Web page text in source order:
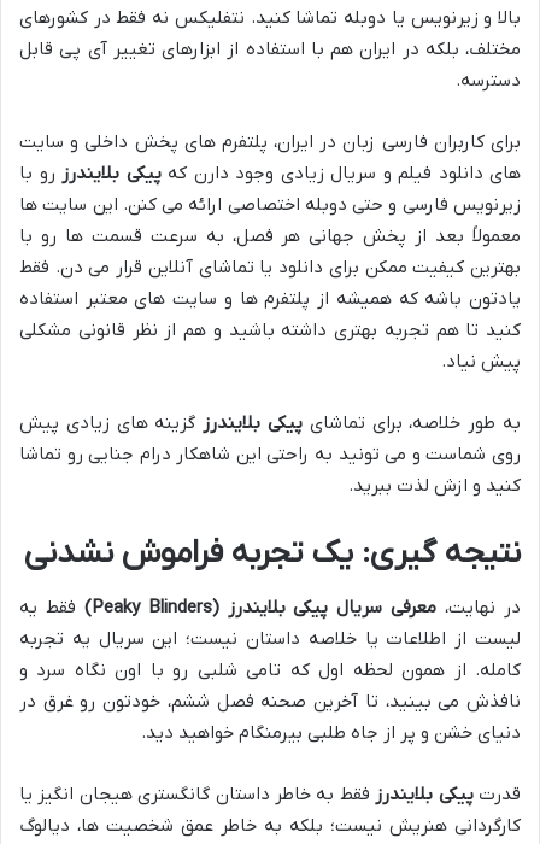
بالا و زیرنویس یا دوبله تماشا کنید. نتفلیکس نه فقط در کشورهای
مختلف، بلکه در ایران هم با استفاده از ابزارهای تغییر آی پی قابل
دسترسه.
برای کاربران فارسی زبان در ایران، پلتفرم های پخش داخلی و سایت
های دانلود فیلم و سریال زیادی وجود دارن کهپیکی بلایندرز رو با
زیرنویس فارسی و حتی دوبله اختصاصی ارائه می کنن. این سایت ها
معمولاً بعد از پخش جهانی هر فصل، به سرعت قسمت ها رو با
بهترین کیفیت ممکن برای دانلود یا تماشای آنلاین قرار می دن. فقط
یادتون باشه که همیشه از پلتفرم ها و سایت های معتبر استفاده
کنید تا هم تجربه بهتری داشته باشید و هم از نظر قانونی مشکلی
پیش نیاد.
به طور خلاصه، برای تماشای پیکی بلایندرز گزینه های زیادی پیش
روی شماست و می تونید به راحتی این شاهکار درام جنایی رو تماشا
کنید و ازش لذت ببرید.
نتیجه گیری: یک تجربه فراموش نشدنی
در نهایت، معرفی سریال پیکی بلایندرز (Peaky Blinders)
فقط یه
لیست از اطلاعات یا خلاصه داستان نیست؛ این سریال یه تجربه
کامله. از همون لحظه اول که تامی شلبی رو با اون نگاه سرد و
نافذش می بینید، تا آخرین صحنه فصل ششم، خودتون رو غرق در
دنیای خشن و پر از جاه طلبی بیرمنگام خواهید دید.
قدرتپیکی بلایندرز فقط به خاطر داستان گانگستری هیجان انگیز یا
کارگردانی هنریش نیست؛ بلکه به خاطر عمق شخصیت ها، دیالوگ